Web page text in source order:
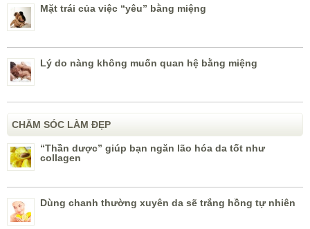
Mặt trái của việc “yêu” bằng miệng
Lý do nàng không muốn quan hệ bằng miệng
CHĂM SÓC LÀM ĐẸP
“Thần dược” giúp bạn ngăn lão hóa da tốt như
collagen
Dùng chanh thường xuyên da sẽ trắng hồng tự nhiên